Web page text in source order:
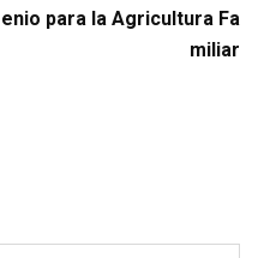
enio para la Agricultura Fa
miliar